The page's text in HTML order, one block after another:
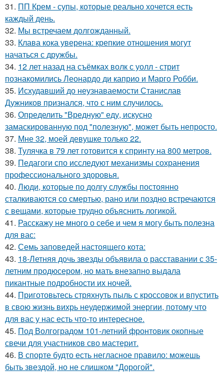
31. ПП Крем - супы, которые реально хочется есть
каждый день.
32. Мы встречаем долгожданный.
33. Клава кока уверена: крепкие отношения могут
начаться с дружбы.
34. 12 лет назад на съёмках волк с уолл - стрит
познакомились Леонардо ди каприо и Марго Робби.
35. Исхудавший до неузнаваемости Станислав
Дужников признался, что с ним случилось.
36. Определить "Вредную" еду, искусно
замаскированную под "полезную", может быть непросто.
37. Мне 32, моей девушке только 22.
38. Тулячка в 79 лет готовится к спринту на 800 метров.
39. Педагоги спо исследуют механизмы сохранения
профессионального здоровья.
40. Люди, которые по долгу службы постоянно
сталкиваются со смертью, рано или поздно встречаются
с вещами, которые трудно объяснить логикой.
41. Расскажу не много о себе и чем я могу быть полезна
для вас:
42. Семь заповедей настоящего кота:
43. 18-Летняя дочь звезды объявила о расставании с 35-
летним продюсером, но мать внезапно выдала
пикантные подробности их ночей.
44. Приготовьтесь стряхнуть пыль с кроссовок и впустить
в свою жизнь вихрь неудержимой энергии, потому что
для вас у нас есть что-то интересное.
45. Под Волгоградом 101-летний фронтовик окопные
свечи для участников сво мастерит.
46. В спорте будто есть негласное правило: можешь
быть звездой, но не слишком "Дорогой".